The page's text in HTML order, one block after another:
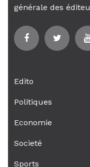
générale des
Edito
Politiques
Economie
Societé
Sports